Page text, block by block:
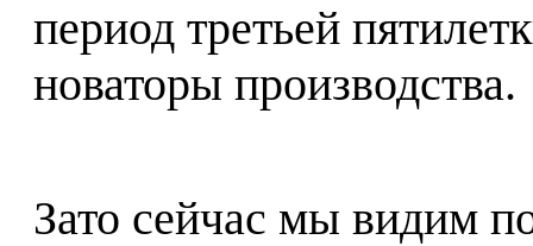
период третьей
новаторы производства.
Зато сейчас мы видим